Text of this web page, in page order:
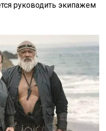
руководить экипажем